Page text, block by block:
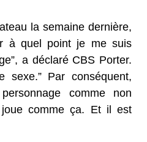
la semaine dernière,
à quel point je me suis
a déclaré CBS Porter.
sexe.” Par conséquent,
comme non
comme ça. Et il est